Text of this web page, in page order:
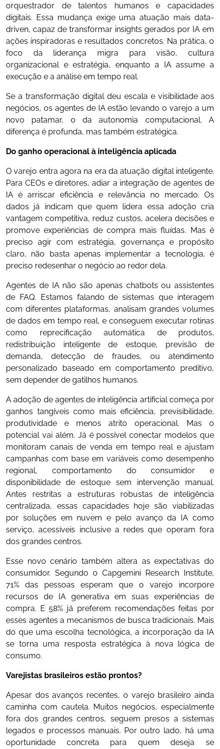
orquestrador de talentos humanos e capacidades
digitais. Essa mudança exige uma atuação mais data-
driven, capaz de transformar insights gerados por IA em
ações inspiradoras e resultados concretos. Na prática, o
foco da liderança migra para visão, cultura
organizacional e estratégia, enquanto a IA assume a
execução e a análise em tempo real.
Se a transformação digital deu escala e visibilidade aos
negócios, os agentes de IA estão levando o varejo a um
novo patamar, o da autonomia computacional. A
diferença é profunda, mas também estratégica.
Do ganho operacional à inteligência aplicada
O varejo entra agora na era da atuação digital inteligente.
Para CEOs e diretores, adiar a integração de agentes de
IA é arriscar eficiência e relevância no mercado. Os
dados já indicam que quem lidera essa adoção cria
vantagem competitiva, reduz custos, acelera decisões e
promove experiências de compra mais fluídas. Mas é
preciso agir com estratégia, governança e propósito
claro, não basta apenas implementar a tecnologia, é
preciso redesenhar o negócio ao redor dela.
Agentes de IA não são apenas chatbots ou assistentes
de FAQ. Estamos falando de sistemas que interagem
com diferentes plataformas, analisam grandes volumes
de dados em tempo real, e conseguem executar rotinas
como reprecificação automática de produtos,
redistribuição inteligente de estoque, previsão de
demanda, detecção de fraudes, ou atendimento
personalizado baseado em comportamento preditivo,
sem depender de gatilhos humanos.
A adoção de agentes de inteligência artificial começa por
ganhos tangíveis como mais eficiência, previsibilidade,
produtividade e menos atrito operacional. Mas o
potencial vai além. Já é possível conectar modelos que
monitoram canais de venda em tempo real e ajustam
campanhas com base em variáveis como desempenho
regional, comportamento do consumidor e
disponibilidade de estoque sem intervenção manual.
Antes restritas a estruturas robustas de inteligência
centralizada, essas capacidades hoje são viabilizadas
por soluções em nuvem e pelo avanço da IA como
serviço, acessíveis inclusive a redes que operam fora
dos grandes centros.
Esse novo cenário também altera as expectativas do
consumidor. Segundo o Capgemini Research Institute,
71% das pessoas esperam que o varejo incorpore
recursos de IA generativa em suas experiências de
compra. E 58% já preferem recomendações feitas por
esses agentes a mecanismos de busca tradicionais. Mais
do que uma escolha tecnológica, a incorporação da IA
se torna uma resposta estratégica à nova lógica de
consumo.
Varejistas brasileiros estão prontos?
Apesar dos avanços recentes, o varejo brasileiro ainda
caminha com cautela. Muitos negócios, especialmente
fora dos grandes centros, seguem presos a sistemas
legados e processos manuais. Por outro lado, há uma
oportunidade concreta para quem deseja se